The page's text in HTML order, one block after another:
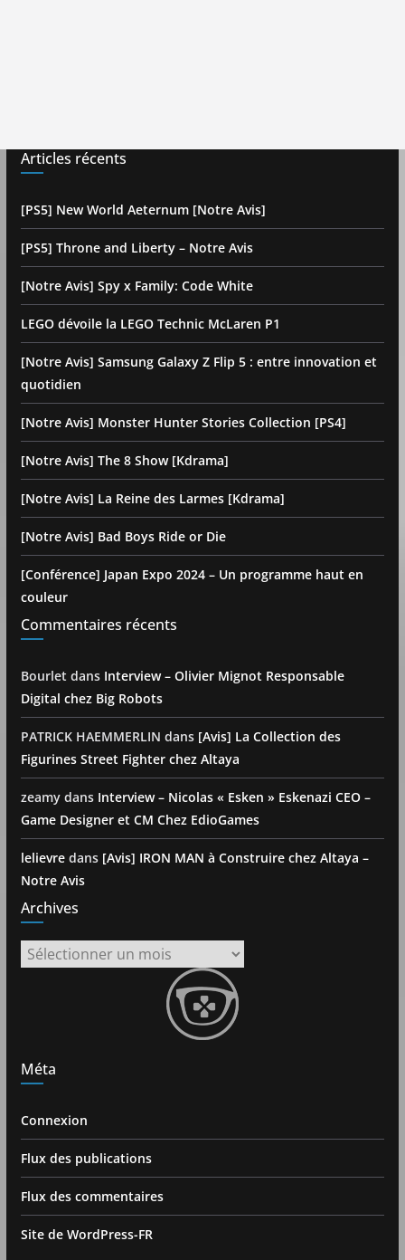
Articles récents
[PS5] New World Aeternum [Notre Avis]
[PS5] Throne and Liberty – Notre Avis
[Notre Avis] Spy x Family: Code White
LEGO dévoile la LEGO Technic McLaren P1
[Notre Avis] Samsung Galaxy Z Flip 5 : entre innovation et
quotidien
[Notre Avis] Monster Hunter Stories Collection [PS4]
[Notre Avis] The 8 Show [Kdrama]
[Notre Avis] La Reine des Larmes [Kdrama]
[Notre Avis] Bad Boys Ride or Die
[Conférence] Japan Expo 2024 – Un programme haut en
couleur
Commentaires récents
Bourlet dans Interview – Olivier Mignot Responsable
Digital chez Big Robots
PATRICK HAEMMERLIN dans [Avis] La Collection des
Figurines Street Fighter chez Altaya
zeamydans Interview – Nicolas « Esken » Eskenazi CEO –
Game Designer et CM Chez EdioGames
lelievredans [Avis] IRON MAN à Construire chez Altaya –
Notre Avis
Archives
Archives
Méta
Connexion
Flux des publications
Flux des commentaires
Site de WordPress-FR